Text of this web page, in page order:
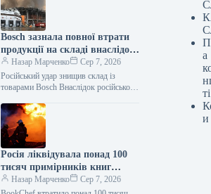
Bosch зазнала повної втрати
продукції на складі внаслідок
російського нападу
Назар Марченко
Сер 7, 2026
Російський удар знищив склад із
товарами Bosch Внаслідок російської
партнера Bosch, де зберігалася
продукція. Як повідомляє Delo.ua,
Росія ліквідувала понад 100
тисяч примірників книг
BookChef: деталі події
Назар Марченко
Сер 7, 2026
а
ті
и